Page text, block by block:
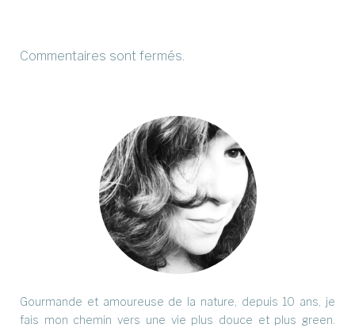
Commentaires sont fermés.
Gourmande et amoureuse de la nature, depuis 10 ans, je
fais mon chemin vers une vie plus douce et plus green.